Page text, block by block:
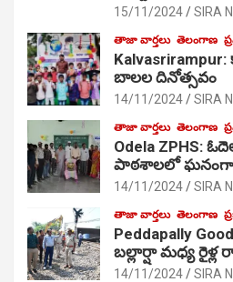
15/11/2024 SIRA
తాజా వార్తలు తెలంగాణ
బాలల దినోత్సవం
14/11/2024 SIRA
తాజా వార్తలు తెలంగాణ
Odela ZPHS:
పాఠ‌శాల‌లో ఘనంగా
14/11/2024 SIRA
తాజా వార్తలు తెలంగాణ
Peddapally
బల్లార్షా మధ్య రైళ్ల
14/11/2024 SIRA